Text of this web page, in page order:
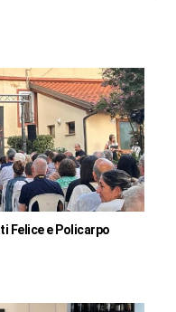
Felice e Policarpo